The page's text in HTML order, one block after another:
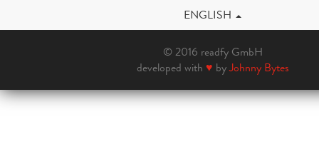
ENGLISH
© 2016 readfy GmbH
developed with ♥ byJohnny Bytes